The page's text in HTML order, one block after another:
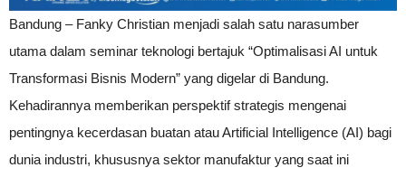
Bandung – Fanky Christian menjadi salah satu narasumber
utama dalam seminar teknologi bertajuk “Optimalisasi AI untuk
Transformasi Bisnis Modern” yang digelar di Bandung.
Kehadirannya memberikan perspektif strategis mengenai
pentingnya kecerdasan buatan atau Artificial Intelligence (AI) bagi
dunia industri, khususnya sektor manufaktur yang saat ini